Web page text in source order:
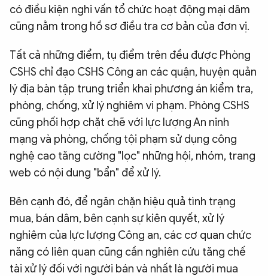
có điều kiện nghi vấn tổ chức hoạt động mại dâm
cũng nằm trong hồ sơ điều tra cơ bản của đơn vị.
Tất cả những điểm, tụ điểm trên đều được Phòng
CSHS chỉ đạo CSHS Công an các quận, huyện quản
lý địa bàn tập trung triển khai phương án kiểm tra,
phòng, chống, xử lý nghiêm vi phạm. Phòng CSHS
cũng phối hợp chặt chẽ với lực lượng An ninh
mạng và phòng, chống tội phạm sử dụng công
nghệ cao tăng cường "lọc" những hội, nhóm, trang
web có nội dung "bẩn" để xử lý.
Bên cạnh đó, để ngăn chặn hiệu quả tình trạng
mua, bán dâm, bên cạnh sự kiên quyết, xử lý
nghiêm của lực lượng Công an, các cơ quan chức
năng có liên quan cũng cần nghiên cứu tăng chế
tài xử lý đối với người bán và nhất là người mua